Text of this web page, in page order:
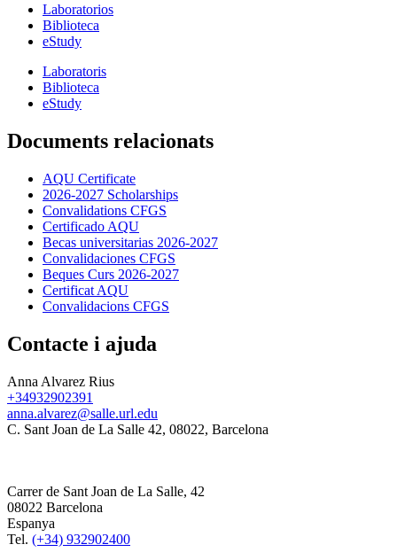
Laboratorios
Biblioteca
eStudy
Laboratoris
Biblioteca
eStudy
Documents relacionats
AQU Certificate
2026-2027 Scholarships
Convalidations CFGS
Certificado AQU
Becas universitarias 2026-2027
Convalidaciones CFGS
Beques Curs 2026-2027
Certificat AQU
Convalidacions CFGS
Contacte i ajuda
Anna Alvarez Rius
+34932902391
anna.alvarez@salle.url.edu
C. Sant Joan de La Salle 42, 08022, Barcelona
Carrer de Sant Joan de La Salle, 42
08022 Barcelona
Espanya
Tel. (+34) 932902400